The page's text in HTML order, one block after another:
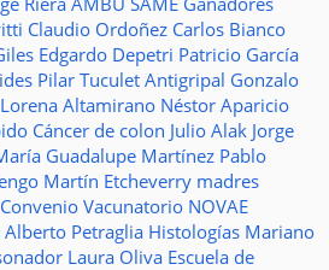
Claudio Ordoñez Carlos Bianco
Edgardo Depetri Patricio García
Pilar Tuculet Antigripal Gonzalo
Lorena Altamirano Néstor Aparicio
Cáncer de colon Julio Alak Jorge
Guadalupe Martínez Pablo
Martín Etcheverry madres
Convenio Vacunatorio NOVAE
Alberto Petraglia Histologías Mariano
Laura Oliva Escuela de